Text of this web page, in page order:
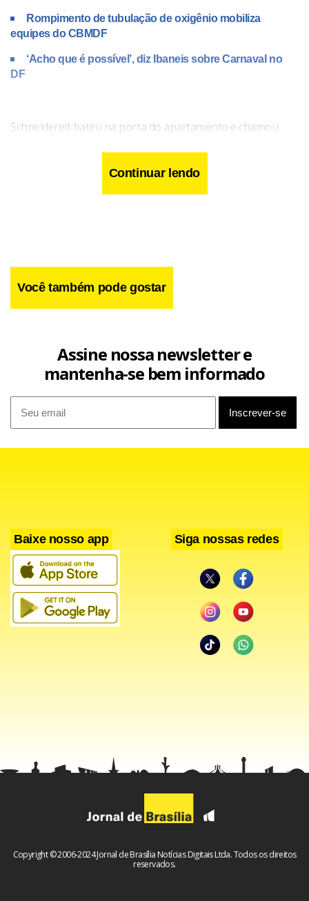
Rompimento de tubulação de oxigênio mobiliza
equipes do CBMDF
‘Acho que é possível’, diz Ibaneis sobre Carnaval no
DF
Schneidereit bateu na porta do apartamento e chamou
para ver se alguém respondia. Sem resposta e preocupado
que alguém poderia estar desmaiado na residência, ele
forçou a fechadura e abriu a porta.
fogão, ele ouviu alguém tossir dentro do local.
Veja o vídeo:
Continuar lendo
Você também pode gostar
Assine nossa newsletter e
mantenha-se bem informado
Baixe nosso app Siga nossas redes
Copyright © 2006-2024 Jornal de Brasília Notícias Digitais Ltda. Todos os direitos
reservados.